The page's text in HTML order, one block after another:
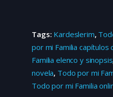
Tags: Kardeslerim,
por mi Familia capítulos
Familia elenco y sinopsis
novela, Todo por mi
Todo por mi Familia